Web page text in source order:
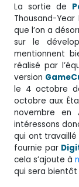
La sortie de
Thousand-
que l’on a
sur le
mentionnent
réalisé par
version
le 4 octobre
octobre aux
novembre en
intéressons
qui ont travaillé
fournie par
cela s’ajoute à
qui sera bientôt